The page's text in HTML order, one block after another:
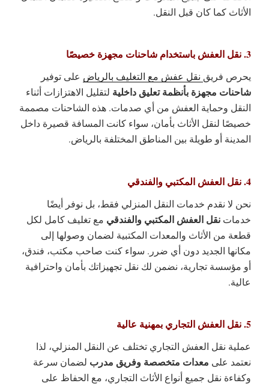
الأثاث كما كان قبل النقل.
3. نقل العفش باستخدام شاحنات مجهزة خصيصًا
يحرص فريق نقل عفش مع التغليف بالرياض على توفير
شاحنات مجهزة بأنظمة تعليق داخلية لتقليل الاهتزازات أثناء
النقل وحماية العفش من أي صدمات. هذه الشاحنات مصممة
خصيصًا لنقل الأثاث بأمان، سواء كانت المسافة قصيرة داخل
المدينة أو طويلة بين المناطق المختلفة بالرياض.
4. نقل العفش المكتبي والفندقي
نحن لا نقدم خدمات النقل المنزلي فقط، بل نوفر أيضًا
خدمات نقل العفش المكتبي والفندقي مع تغليف كامل لكل
قطعة من الأثاث والمعدات المكتبية لضمان وصولها إلى
مكانها الجديد دون أي ضرر. سواء كنت صاحب مكتب، فندق،
أو مؤسسة تجارية، نضمن لك نقل تجهيزاتك بأمان واحترافية
عالية.
5. نقل العفش التجاري بمهنية عالية
عملية نقل العفش التجاري تختلف عن النقل المنزلي، لذا
نعتمد على معدات متخصصة وفريق مدرب لضمان سرعة
وكفاءة نقل جميع أنواع الأثاث التجاري، مع الحفاظ على